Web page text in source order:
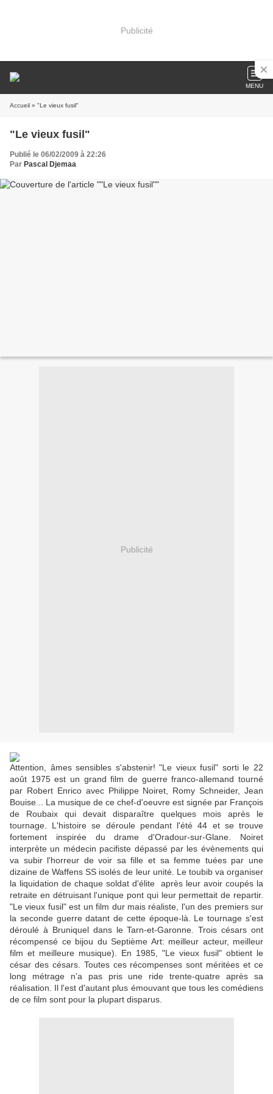
Publicité
MENU
Accueil » "Le vieux fusil"
"Le vieux fusil"
Publié le 06/02/2009 à 22:26
Par Pascal Djemaa
Publicité
Attention, âmes sensibles s'abstenir! "Le vieux fusil" sorti le 22
août 1975 est un grand film de guerre franco-allemand tourné
par Robert Enrico avec Philippe Noiret, Romy Schneider, Jean
Bouise... La musique de ce chef-d'oeuvre est signée par François
de Roubaix qui devait disparaître quelques mois après le
tournage. L'histoire se déroule pendant l'été 44 et se trouve
fortement inspirée du drame d'Oradour-sur-Glane. Noiret
interprète un médecin pacifiste dépassé par les évènements qui
va subir l'horreur de voir sa fille et sa femme tuées par une
dizaine de Waffens SS isolés de leur unité. Le toubib va organiser
la liquidation de chaque soldat d'élite après leur avoir coupés la
retraite en détruisant l'unique pont qui leur permettait de repartir.
"Le vieux fusil" est un film dur mais réaliste, l'un des premiers sur
la seconde guerredatant de cette époque-là. Le tournage s'est
déroulé à Bruniquel dans le Tarn-et-Garonne. Trois césars ont
récompensé ce bijou du Septième Art: meilleur acteur, meilleur
film et meilleure musique). En 1985, "Le vieux fusil" obtient le
césar des césars. Toutes ces récompenses sont méritées et ce
long métrage n'a pas pris une ride trente-quatre après sa
réalisation. Il l'est d'autant plus émouvant que tous les comédiens
de ce film sont pour la plupart disparus.